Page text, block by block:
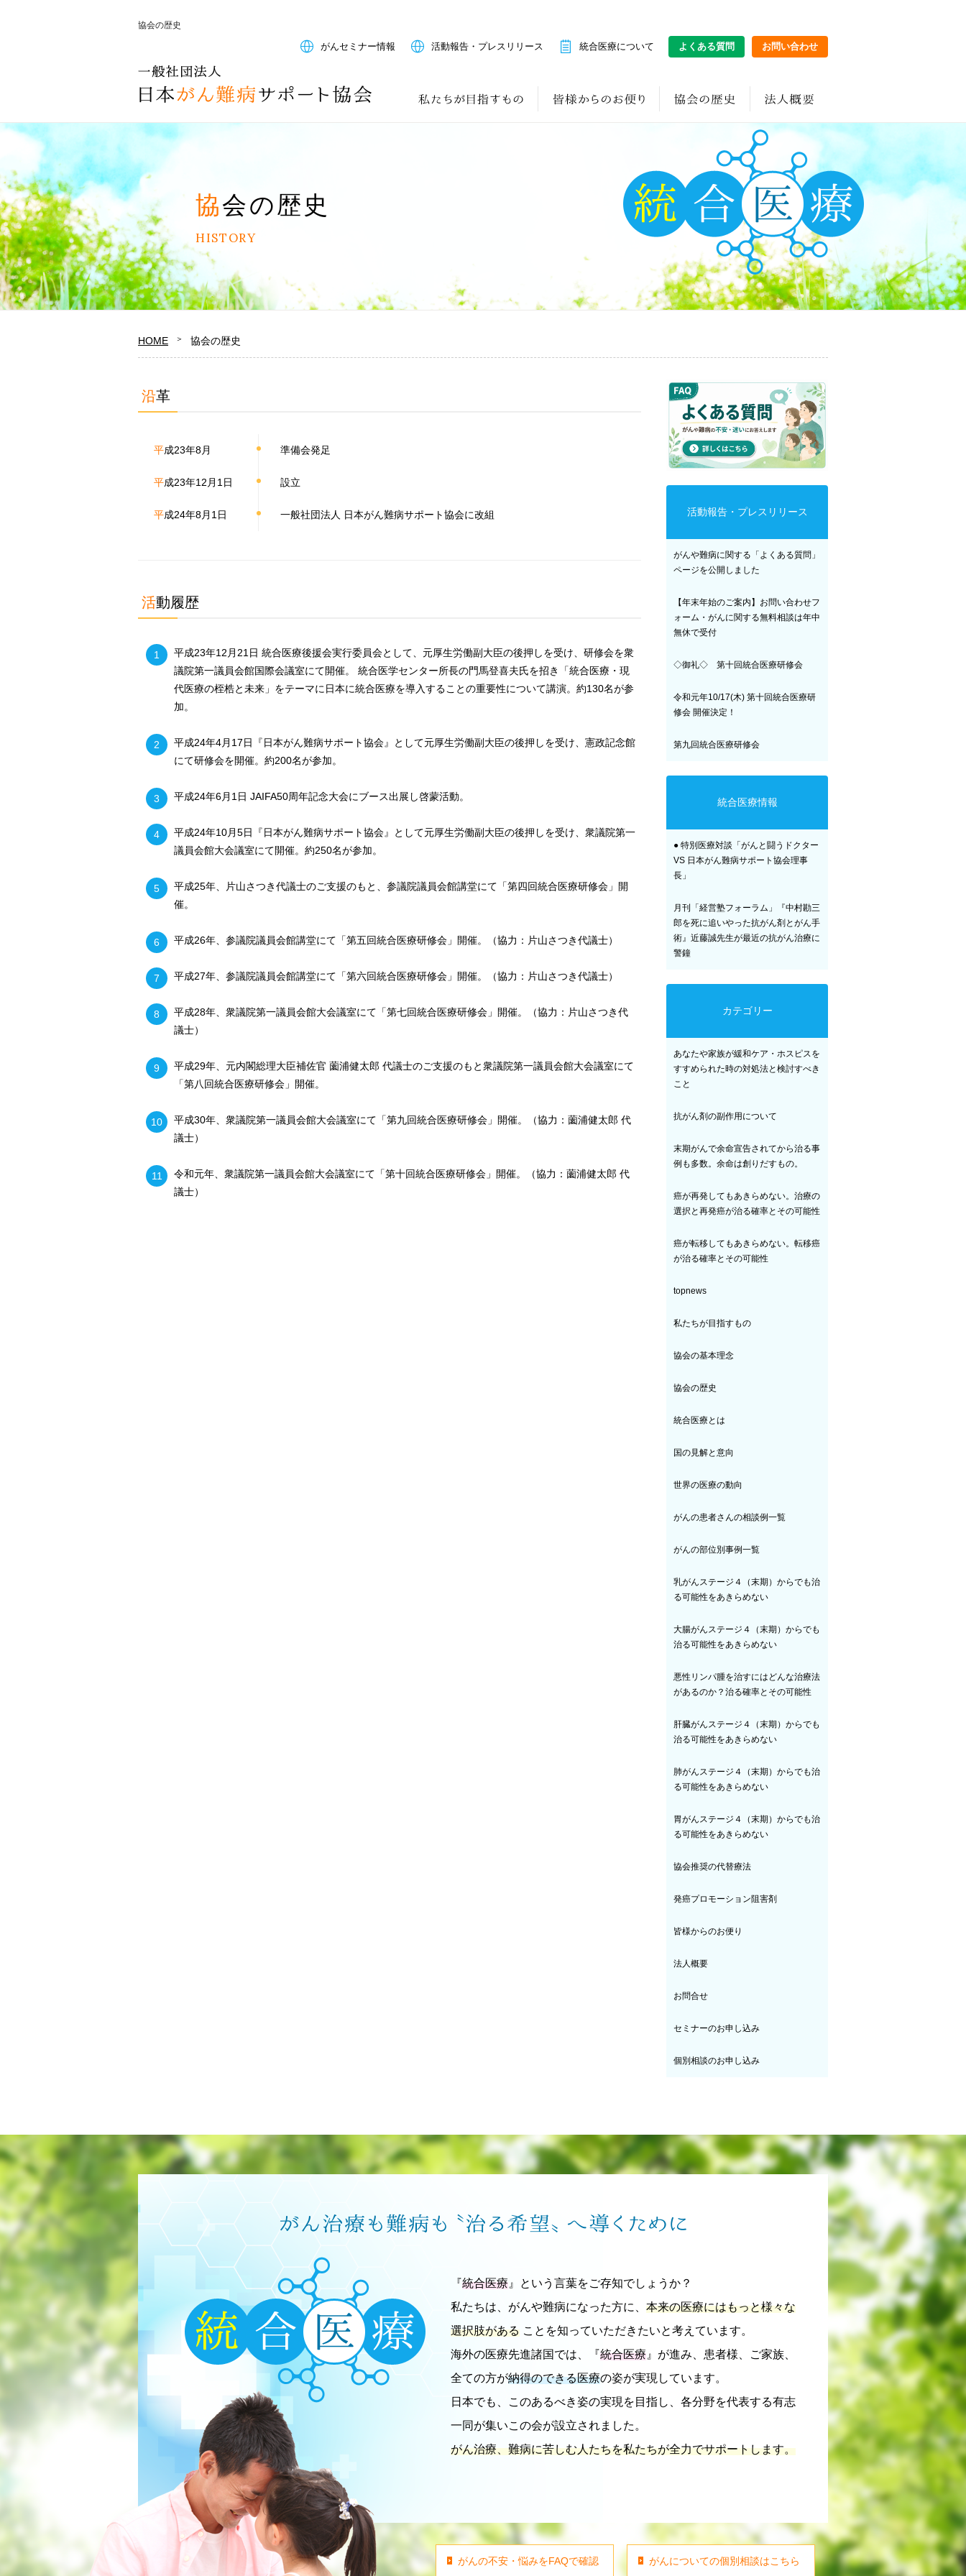
協会の歴史
がんセミナー情報 活動報告・プレスリリース 統合医療について よくある質問 お問い合わせ
協会の歴史
HISTORY
HOME 協会の歴史
沿革
平成23年8月 準備会発足
平成23年12月1日 設立
平成24年8月1日 一般社団法人 日本がん難病サポート協会に改組
活動履歴
平成23年12月21日 統合医療後援会実行委員会として、元厚生労働副大臣の後押しを受け、研修会を衆
議院第一議員会館国際会議室にて開催。 統合医学センター所長の門馬登喜夫氏を招き「統合医療・現
代医療の桎梏と未来」をテーマに日本に統合医療を導入することの重要性について講演。約130名が参
加。
平成24年4月17日『日本がん難病サポート協会』として元厚生労働副大臣の後押しを受け、憲政記念館
にて研修会を開催。約200名が参加。
平成24年6月1日 JAIFA50周年記念大会にブース出展し啓蒙活動。
平成24年10月5日『日本がん難病サポート協会』として元厚生労働副大臣の後押しを受け、衆議院第一
議員会館大会議室にて開催。約250名が参加。
平成25年、片山さつき代議士のご支援のもと、参議院議員会館講堂にて「第四回統合医療研修会」開
催。
平成26年、参議院議員会館講堂にて「第五回統合医療研修会」開催。（協力：片山さつき代議士）
平成27年、参議院議員会館講堂にて「第六回統合医療研修会」開催。（協力：片山さつき代議士）
平成28年、衆議院第一議員会館大会議室にて「第七回統合医療研修会」開催。（協力：片山さつき代
議士）
平成29年、元内閣総理大臣補佐官 薗浦健太郎 代議士のご支援のもと衆議院第一議員会館大会議室にて
「第八回統合医療研修会」開催。
平成30年、衆議院第一議員会館大会議室にて「第九回統合医療研修会」開催。（協力：薗浦健太郎 代
議士）
令和元年、衆議院第一議員会館大会議室にて「第十回統合医療研修会」開催。（協力：薗浦健太郎 代
議士）
活動報告・プレスリリース
がんや難病に関する「よくある質問」
ページを公開しました
【年末年始のご案内】お問い合わせフ
ォーム・がんに関する無料相談は年中
無休で受付
◇御礼◇ 第十回統合医療研修会
令和元年10/17(木) 第十回統合医療研
修会 開催決定！
第九回統合医療研修会
統合医療情報
● 特別医療対談「がんと闘うドクター
VS 日本がん難病サポート協会理事
長」
月刊「経営塾フォーラム」『中村勘三
郎を死に追いやった抗がん剤とがん手
術』近藤誠先生が最近の抗がん治療に
警鐘
カテゴリー
あなたや家族が緩和ケア・ホスピスを
すすめられた時の対処法と検討すべき
こと
抗がん剤の副作用について
末期がんで余命宣告されてから治る事
例も多数。余命は創りだすもの。
癌が再発してもあきらめない。治療の
選択と再発癌が治る確率とその可能性
癌が転移してもあきらめない。転移癌
が治る確率とその可能性
topnews
私たちが目指すもの
協会の基本理念
協会の歴史
統合医療とは
国の見解と意向
世界の医療の動向
がんの患者さんの相談例一覧
がんの部位別事例一覧
乳がんステージ４（末期）からでも治
る可能性をあきらめない
大腸がんステージ４（末期）からでも
治る可能性をあきらめない
悪性リンパ腫を治すにはどんな治療法
があるのか？治る確率とその可能性
肝臓がんステージ４（末期）からでも
治る可能性をあきらめない
肺がんステージ４（末期）からでも治
る可能性をあきらめない
胃がんステージ４（末期）からでも治
る可能性をあきらめない
協会推奨の代替療法
発癌プロモーション阻害剤
皆様からのお便り
法人概要
お問合せ
セミナーのお申し込み
個別相談のお申し込み
『統合医療 』という言葉をご存知でしょうか？
私たちは、がんや難病になった方に、 本来の医療にはもっと様々な
選択肢がある ことを知っていただきたいと考えています。
海外の医療先進諸国では、『統合医療 』が進み、患者様、ご家族、
全ての方が納得のできる医療の姿が実現しています。
日本でも、このあるべき姿の実現を目指し、各分野を代表する有志
一同が集いこの会が設立されました。
がん治療、難病に苦しむ人たちを私たちが全力でサポートします。
がんの不安・悩みをFAQで確認 がんについての個別相談はこちら